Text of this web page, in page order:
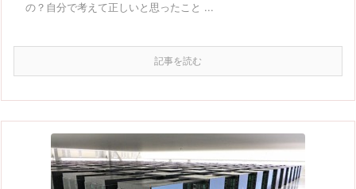
の？自分で考えて正しいと思ったこと ...
記事を読む